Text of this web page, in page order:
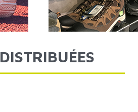
DISTRIBUÉES